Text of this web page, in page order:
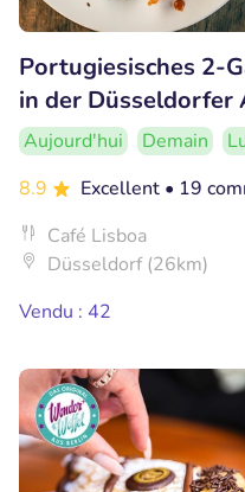
Portugiesisches 2-
in der
Aujourd'hui Demain
8.9
Excellent • 19
Café Lisboa
Düsseldorf (26km)
Vendu : 42